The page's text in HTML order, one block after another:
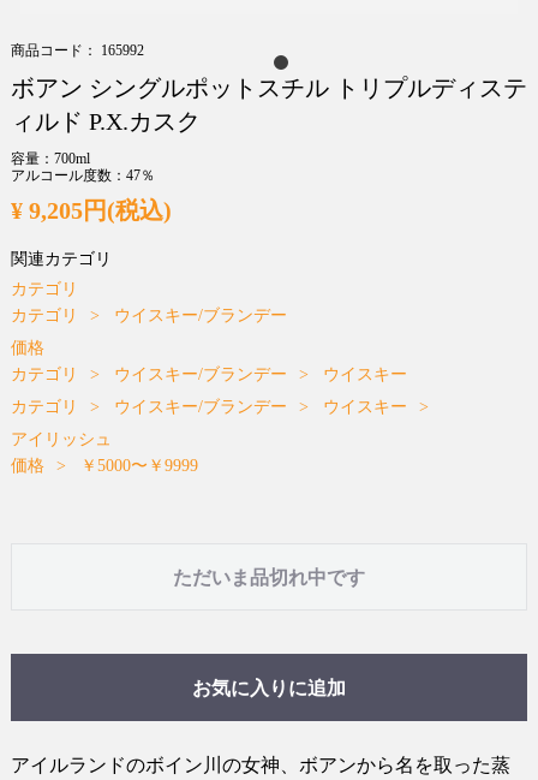
商品コード： 165992
ボアン シングルポットスチル トリプルディステ
ィルド P.X.カスク
容量：700ml
アルコール度数：47％
¥ 9,205円(税込)
関連カテゴリ
カテゴリ
カテゴリ
ウイスキー/ブランデー
価格
カテゴリ
ウイスキー/ブランデー
ウイスキー
カテゴリ
ウイスキー/ブランデー
ウイスキー
アイリッシュ
価格
￥5000〜￥9999
ただいま品切れ中です
お気に入りに追加
アイルランドのボイン川の女神、ボアンから名を取った蒸